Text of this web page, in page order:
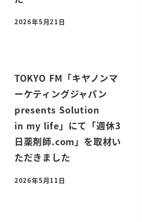
投稿日
2026年5月21日
TOKYO FM「キヤノンマ
ーケティングジャパン
presents Solution
in my life」にて「週休3
日薬剤師.com」を取材い
ただきました
投稿日
2026年5月11日